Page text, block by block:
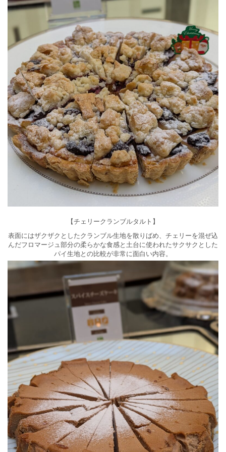
【チェリークランブルタルト】
表面にはザクザクとしたクランブル生地を散りばめ、チェリーを混ぜ込
んだフロマージュ部分の柔らかな食感と土台に使われたサクサクとした
パイ生地との比較が非常に面白い内容。